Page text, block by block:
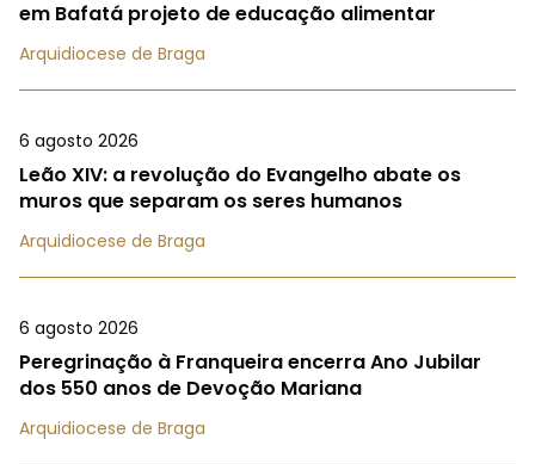
em Bafatá projeto de educação alimentar
Arquidiocese de Braga
6 agosto 2026
Leão XIV: a revolução do Evangelho abate os
muros que separam os seres humanos
Arquidiocese de Braga
6 agosto 2026
Peregrinação à Franqueira encerra Ano Jubilar
dos 550 anos de Devoção Mariana
Arquidiocese de Braga